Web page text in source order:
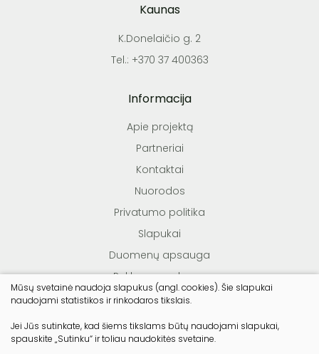
Kaunas
K.Donelaičio g. 2
Tel.: +370 37 400363
Informacija
Apie projektą
Partneriai
Kontaktai
Nuorodos
Privatumo politika
Slapukai
Duomenų apsauga
Reklamos sąlygos
Teisės aktai
© Lietuvos miško savininkų asociacija. Visos teisės
Mūsų svetainė naudoja slapukus (angl. cookies). Šie slapukai
naudojami statistikos ir rinkodaros tikslais.
Jei Jūs sutinkate, kad šiems tikslams būtų naudojami slapukai,
spauskite „Sutinku“ ir toliau naudokitės svetaine.